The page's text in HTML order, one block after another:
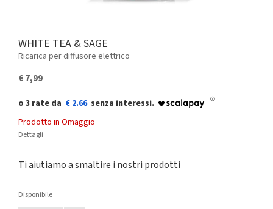
WHITE TEA & SAGE
Ricarica per diffusore elettrico
€ 7,99
€ 2.66
Prodotto in Omaggio
Dettagli
Ti aiutiamo a smaltire i nostri prodotti
Disponibile